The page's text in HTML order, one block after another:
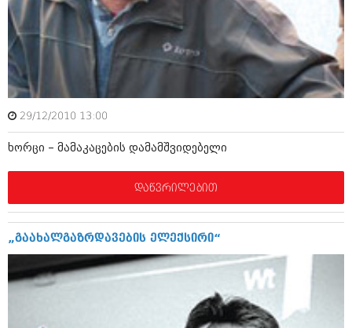
ოქტომბერი 2010 (341)
სექტემბერი 2010 (449)
აგვისტო 2010 (461)
ივლისი 2010 (556)
მაისი 2010 (232)
მარტი 2010 (454)
იანვარი 2010 (422)
დეკემბერი 2009 (510)
ნოემბერი 2009 (308)
აგვისტო 2009 (14)
თებერვალი 0216 (1)
დეკემბერი 0215 (1)
29/12/2010 13:00
ხორცი – მამაკაცების დამამშვიდებელი
დაწვრილებით
„გაახალგაზრდავების ელექსირი“